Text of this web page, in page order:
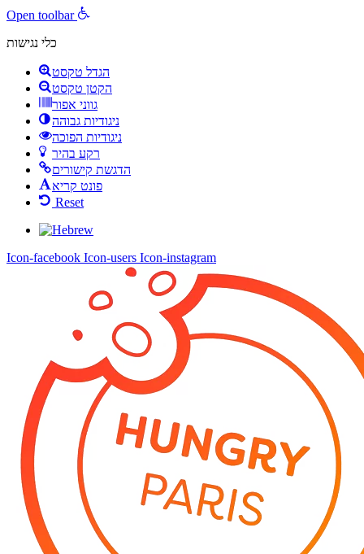
Open toolbar
כלי נגישות
הגדל טקסט
הקטן טקסט
גווני אפור
ניגודיות גבוהה
ניגודיות הפוכה
רקע בהיר
הדגשת קישורים
פונט קריא
Reset
Icon-facebook Icon-users Icon-instagram